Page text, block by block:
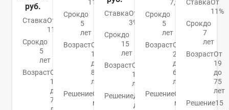
руб.
СтавкаОт
11,9%
Срокдо
5
лет
ВозрастОт
18
до
70
11,9%
Срокдо
5
лет
ВозрастОт
18
до
80
лет
РешениеОт 2
минут
СтавкаОт
3%
Срокдо
15
лет
ВозрастОт
14
лет
РешениеДо 7
дней
7,99%
Срокдо
5
лет
ВозрастОт
23
до
67
лет
РешениеОт 2
минут
СтавкаОт
11%
Срокдо
7
лет
ВозрастОт
19
до
75
лет
Решение15